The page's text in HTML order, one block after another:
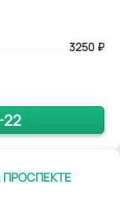
3250 ₽
22